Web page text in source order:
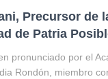
Precursor de
de Patria
pronunciado por el
Rondón, miembro